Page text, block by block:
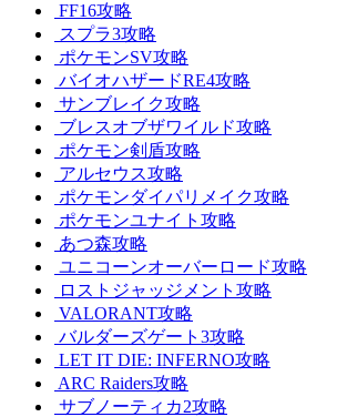
FF16攻略
スプラ3攻略
ポケモンSV攻略
バイオハザードRE4攻略
サンブレイク攻略
ブレスオブザワイルド攻略
ポケモン剣盾攻略
アルセウス攻略
ポケモンダイパリメイク攻略
ポケモンユナイト攻略
あつ森攻略
ユニコーンオーバーロード攻略
ロストジャッジメント攻略
VALORANT攻略
バルダーズゲート3攻略
LET IT DIE: INFERNO攻略
ARC Raiders攻略
サブノーティカ2攻略